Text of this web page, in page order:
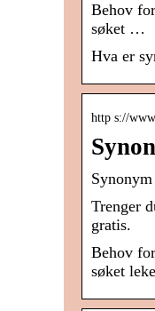
Behov
søket …
Hva er
http s://
Trenger
gratis.
Behov
søket